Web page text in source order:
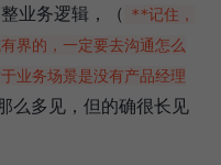
业务逻辑，（ **记住，
界的，一定要去沟通怎么
业务场景是没有产品经理
么多见，但的确很长见